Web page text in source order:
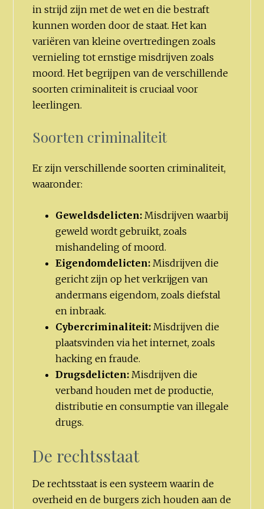
in strijd zijn met de wet en die bestraft
kunnen worden door de staat. Het kan
variëren van kleine overtredingen zoals
vernieling tot ernstige misdrijven zoals
moord. Het begrijpen van de verschillende
soorten criminaliteit is cruciaal voor
leerlingen.
Soorten criminaliteit
Er zijn verschillende soorten criminaliteit,
waaronder:
Geweldsdelicten:Misdrijven waarbij
geweld wordt gebruikt, zoals
mishandeling of moord.
Eigendomdelicten:Misdrijven die
gericht zijn op het verkrijgen van
andermans eigendom, zoals diefstal
en inbraak.
Cybercriminaliteit:Misdrijven die
plaatsvinden via het internet, zoals
hacking en fraude.
Drugsdelicten:Misdrijven die
verband houden met de productie,
distributie en consumptie van illegale
drugs.
De rechtsstaat
De rechtsstaat is een systeem waarin de
overheid en de burgers zich houden aan de